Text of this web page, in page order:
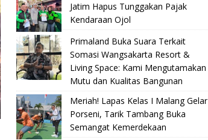
Jatim Hapus Tunggakan Pajak
Kendaraan Ojol
Primaland Buka Suara Terkait
Somasi Wangsakarta Resort &
Living Space: Kami Mengutamakan
Mutu dan Kualitas Bangunan
Meriah! Lapas Kelas I Malang Gelar
Porseni, Tarik Tambang Buka
Semangat Kemerdekaan